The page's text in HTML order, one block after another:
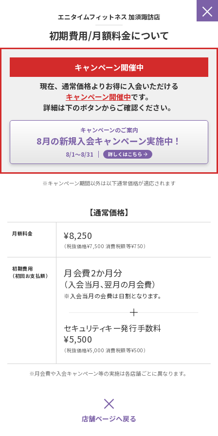
×
エニタイムフィットネス 加須諏訪店
初期費用/月額料金について
キャンペーン開催中
現在、通常価格よりお得に入会いただける
キャンペーン開催中です。
詳細は下のボタンからご確認ください。
キャンペーンのご案内
8月の新規入会キャンペーン実施中！
8/1～8/31 詳しくはこちら
※キャンペーン期間以外は以下通常価格が適応されます
【通常価格】
月額料金 ¥8,250
（税抜価格¥7,500 消費税額等¥750）
初期費用
（初回お支払額）
月会費2か月分
（入会当月、翌月の月会費）
※入会当月の会費は日割となります。
セキュリティキー発行手数料
¥5,500
（税抜価格¥5,000 消費税額等¥500）
※月会費や入会キャンペーン等の実施は各店舗ごとに異なります。
×
店舗ページへ戻る